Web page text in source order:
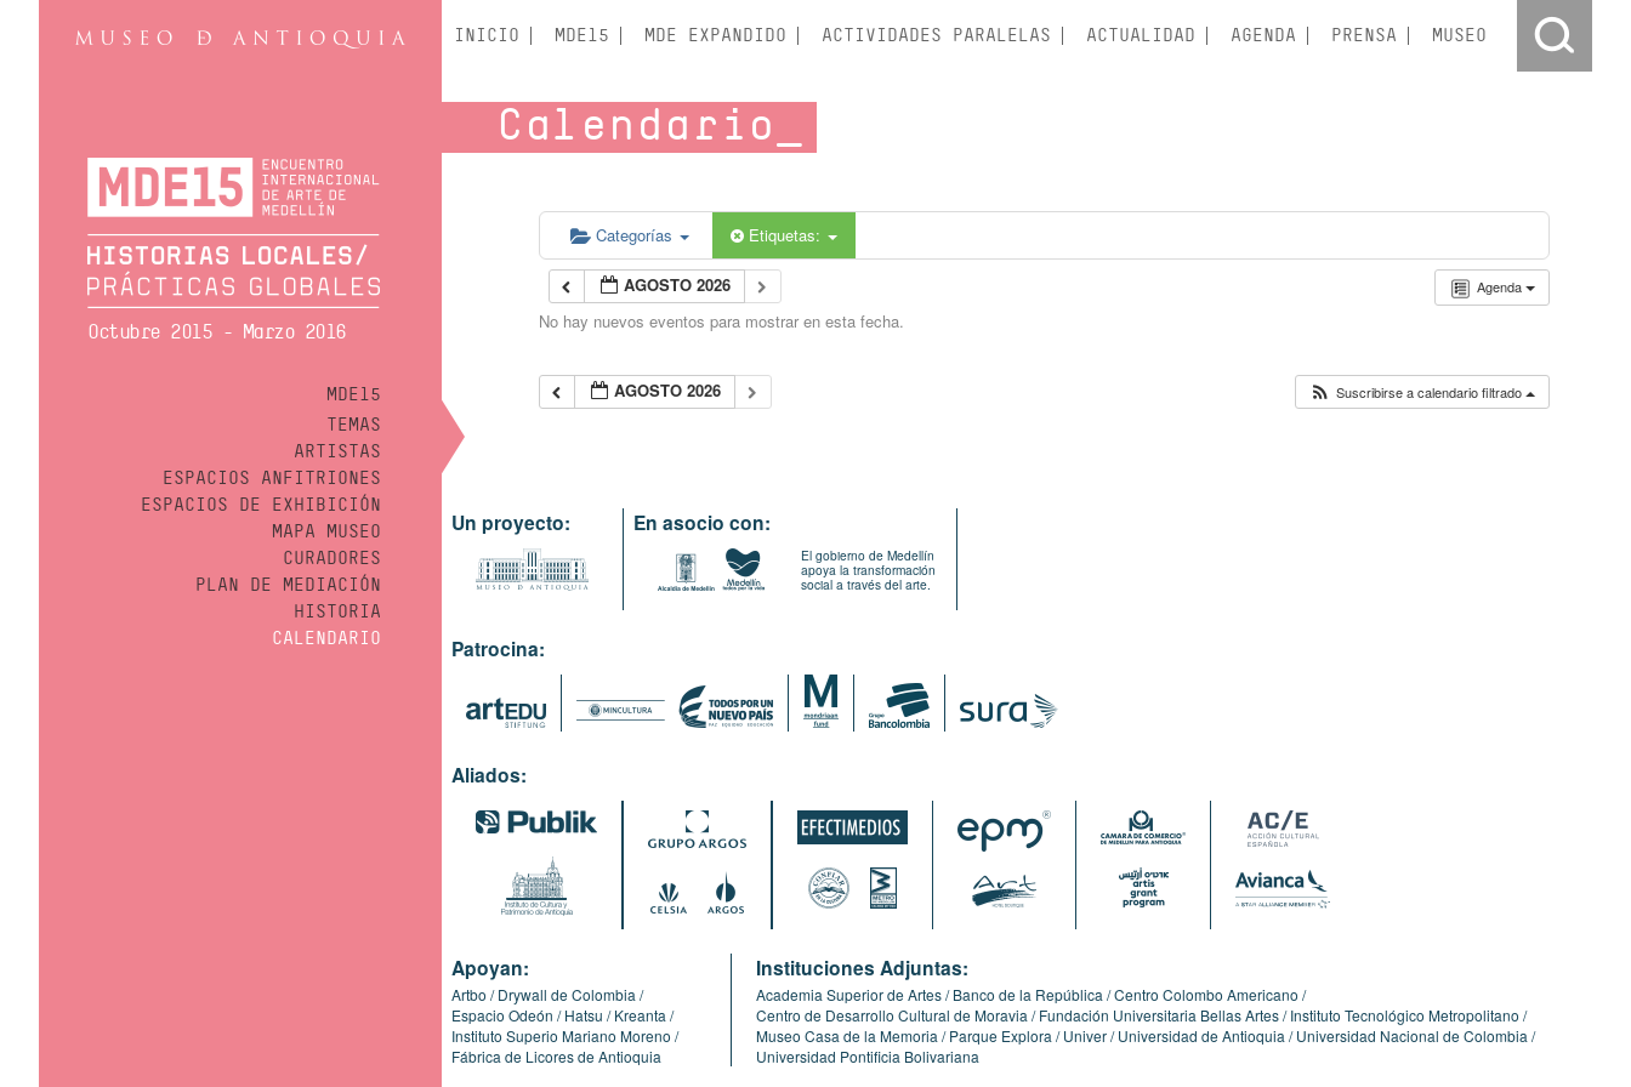
Octubre 2015 - Marzo 2016
MDE15
TEMAS
ARTISTAS
ESPACIOS ANFITRIONES
ESPACIOS DE EXHIBICIÓN
MAPA MUSEO
CURADORES
PLAN DE MEDIACIÓN
HISTORIA
CALENDARIO
INICIO MDE15 MDE EXPANDIDO ACTIVIDADES PARALELAS ACTUALIDAD AGENDA PRENSA MUSEO
Calendario
Categorías Etiquetas:
Agenda
AGOSTO 2026
No hay nuevos eventos para mostrar en esta fecha.
AGOSTO 2026 Suscribirse a calendario filtrado
Un proyecto: En asocio con:
El gobierno de Medellín
apoya la transformación
social a través del arte.
Patrocina:
Aliados:
Apoyan:
Artbo
Drywall de Colombia
Espacio Odeón
Hatsu
Kreanta
Instituto Superio Mariano Moreno
Fábrica de Licores de Antioquia
Instituciones Adjuntas:
Academia Superior de Artes Banco de la República Centro Colombo Americano
Centro de Desarrollo Cultural de Moravia
Fundación Universitaria Bellas Artes Instituto Tecnológico Metropolitano
Museo Casa de la Memoria
Parque Explora Univer Universidad de Antioquia
Universidad Nacional de Colombia
Universidad Pontificia Bolivariana